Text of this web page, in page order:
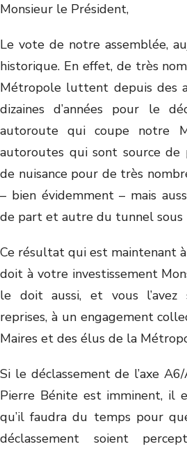
Monsieur le Président,
Le vote de notre assemblée,
historique. En effet, de très
Métropole luttent depuis des
dizaines d’années pour le
autoroute qui coupe notre
autoroutes qui sont source
de nuisance pour de très
– bien évidemment – mais
de part et autre du tunnel sous
Ce résultat qui est maintenant
doit à votre investissement
le doit aussi, et vous l’avez
reprises, à un engagement
Maires et des élus de la
Si le déclassement de l’axe
Pierre Bénite est imminent, il
qu’il faudra du temps pour
déclassement soient